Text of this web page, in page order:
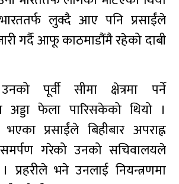
लुक्दै आए पनि प्रसाईंले
गर्दै आफू काठमाडौंमै रहेको दाबी
पूर्वी सीमा क्षेत्रमा पर्ने
अड्डा फेला पारिसकेको थियो ।
प्रसाईंले बिहीबार अपराह्न
गरेको उनको सचिवालयले
प्रहरीले भने उनलाई नियन्त्रणमा